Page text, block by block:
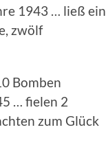
1943 … ließ ein
zwölf
Bomben
… fielen 2
zum Glück